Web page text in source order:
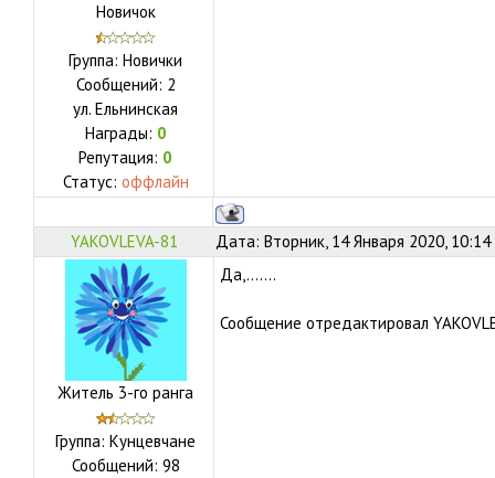
Новичок
Группа: Новички
Сообщений: 2
ул. Ельнинская
Награды: 0
Репутация: 0
Статус: оффлайн
YAKOVLEVA-81 Дата: Вторник, 14 Января 2020,
Житель 3-го ранга
Группа: Кунцевчане
Сообщений: 98
Да,.......
Сообщение отредактировал